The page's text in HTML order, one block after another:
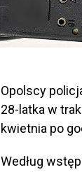
Opolscy
28-latka w
kwietnia po
Według